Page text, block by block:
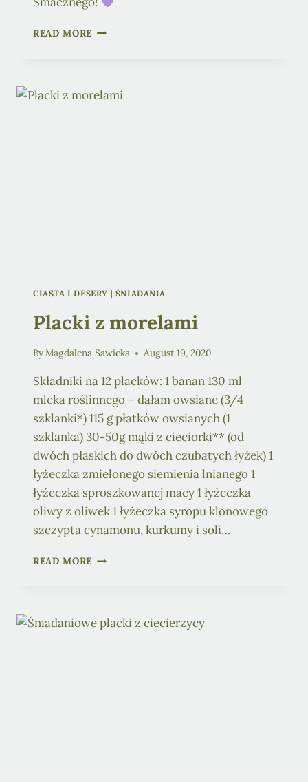
READ MORE NAJLEPSZY
CIASTA I DESERY | ŚNIADANIA
Placki z morelami
ByMagdalena Sawicka August 19, 2020
Składniki na 12 placków: 1 banan 130 ml
mleka roślinnego – dałam owsiane (3/4
szklanki*) 115 g płatków owsianych (1
szklanka) 30-50g mąki z cieciorki** (od
dwóch płaskich do dwóch czubatych łyżek) 1
łyżeczka zmielonego siemienia lnianego 1
łyżeczka sproszkowanej macy 1 łyżeczka
oliwy z oliwek 1 łyżeczka syropu klonowego
szczypta cynamonu, kurkumy i soli…
READ MORE PLACKI